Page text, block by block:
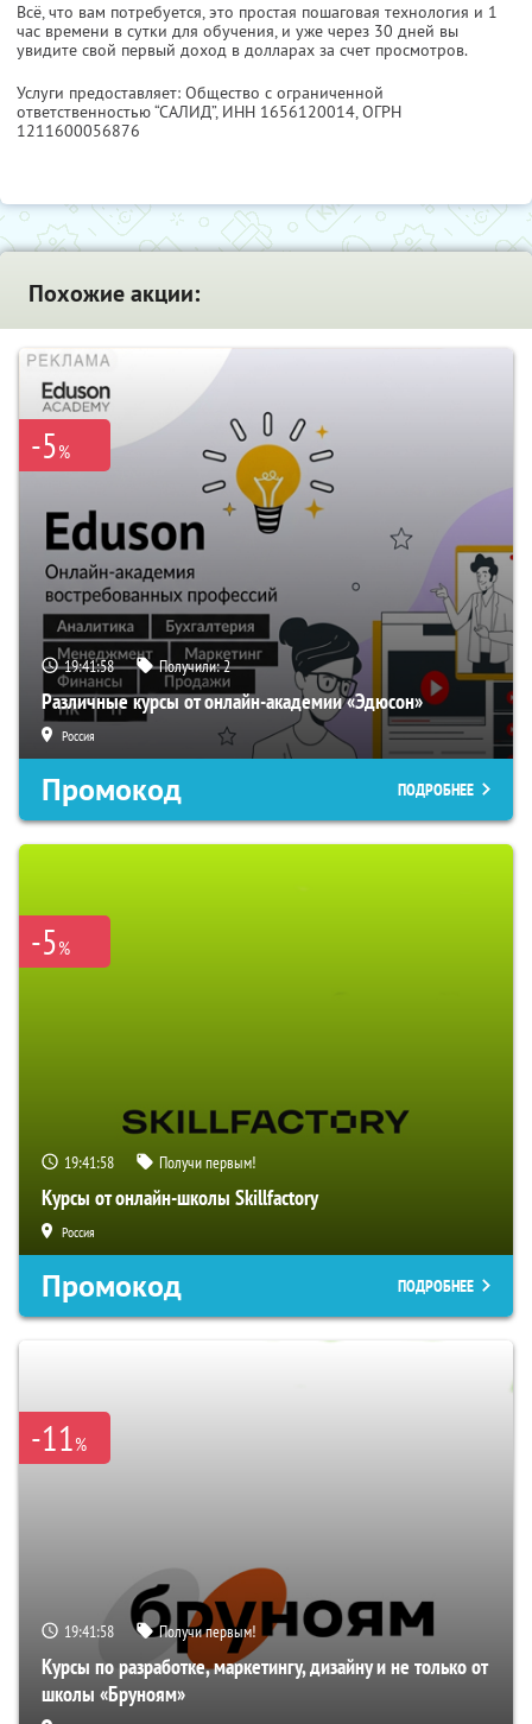
Всё, что вам потребуется, это простая пошаговая технология и 1
час времени в сутки для обучения, и уже через 30 дней вы
увидите свой первый доход в долларах за счет просмотров.
Услуги предоставляет: Общество с ограниченной
ответственностью “САЛИД”, ИНН 1656120014, ОГРН
1211600056876
Похожие акции:
-5%
19:41:57 Получили:2
Различные курсы от онлайн-академии «Эдюсон»
Россия
Промокод ПОДРОБНЕЕ
-5%
19:41:57 Получи первым!
Курсы от онлайн-школы Skillfactory
Россия
Промокод ПОДРОБНЕЕ
-11%
19:41:57 Получи первым!
Курсы по разработке, маркетингу, дизайну и не только от
школы «Бруноям»